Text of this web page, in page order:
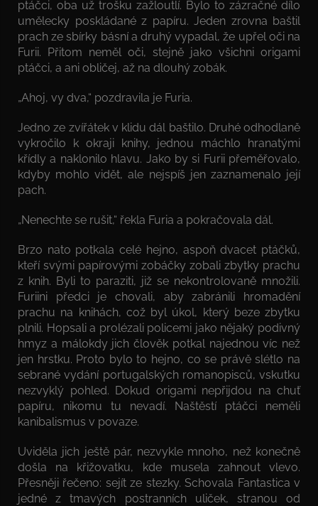
ptáčci, oba už trošku zažloutlí. Bylo to zázračné dílo
umělecky poskládané z papíru. Jeden zrovna baštil
prach ze sbírky básní a druhý vypadal, že upřel oči na
Furii. Přitom neměl oči, stejně jako všichni origami
ptáčci, a ani obličej, až na dlouhý zobák.
„Ahoj, vy dva,“ pozdravila je Furia.
Jedno ze zvířátek v klidu dál baštilo. Druhé odhodlaně
vykročilo k okraji knihy, jednou máchlo hranatými
křídly a naklonilo hlavu. Jako by si Furii přeměřovalo,
kdyby mohlo vidět, ale nejspíš jen zaznamenalo její
pach.
„Nenechte se rušit,“ řekla Furia a pokračovala dál.
Brzo nato potkala celé hejno, aspoň dvacet ptáčků,
kteří svými papírovými zobáčky zobali zbytky prachu
z knih. Byli to paraziti, již se nekontrolovaně množili.
Furiini předci je chovali, aby zabránili hromadění
prachu na knihách, což byl úkol, který beze zbytku
plnili. Hopsali a prolézali policemi jako nějaký podivný
hmyz a málokdy jich člověk potkal najednou víc než
jen hrstku. Proto bylo to hejno, co se právě slétlo na
sebrané vydání portugalských romanopisců, vskutku
nezvyklý pohled. Dokud origami nepřijdou na chuť
papíru, nikomu tu nevadí. Naštěstí ptáčci neměli
kanibalismus v povaze.
Uviděla jich ještě pár, nezvykle mnoho, než konečně
došla na křižovatku, kde musela zahnout vlevo.
Přesněji řečeno: sejít ze stezky. Schovala Fantastica v
jedné z tmavých postranních uliček, stranou od